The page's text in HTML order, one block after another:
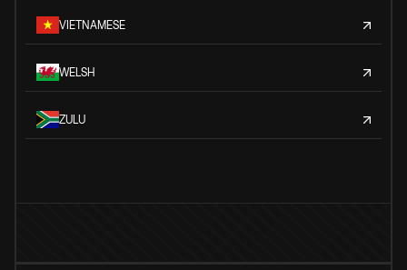
VIETNAMESE
WELSH
ZULU